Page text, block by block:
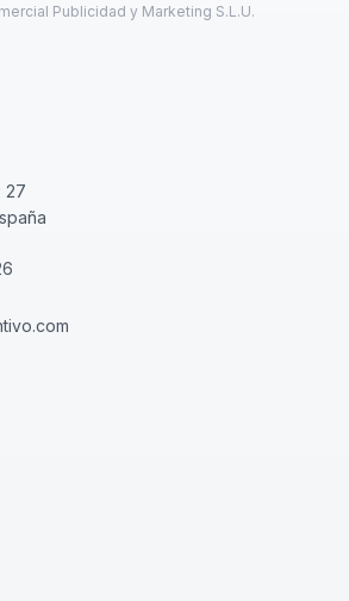
Publicidad y Marketing S.L.U.
27